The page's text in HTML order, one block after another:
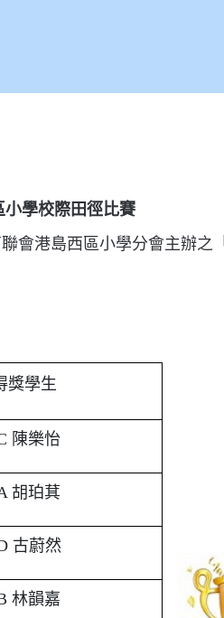
小學校際田徑比賽
會港島西區小學分會主辦之
獎學生
陳樂怡
胡珀萁
古蔚然
林韻嘉